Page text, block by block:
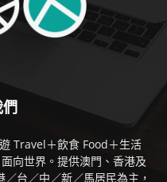
Travel＋飲食 Food＋生活
向世界。提供澳門、香港及
台／中／新／馬居民為主，